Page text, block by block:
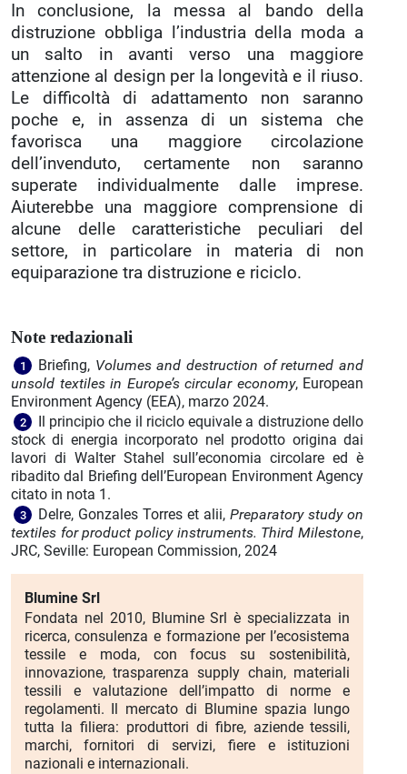
In conclusione, la messa al bando della
distruzione obbliga l’industria della moda a
un salto in avanti verso una maggiore
attenzione al design per la longevità e il riuso.
Le difficoltà di adattamento non saranno
poche e, in assenza di un sistema che
favorisca una maggiore circolazione
dell’invenduto, certamente non saranno
superate individualmente dalle imprese.
Aiuterebbe una maggiore comprensione di
alcune delle caratteristiche peculiari del
settore, in particolare in materia di non
equiparazione tra distruzione e riciclo.
Note redazionali
1 Briefing, Volumes and destruction of returned and
unsold textiles in Europe’s circular economy, European
Environment Agency (EEA), marzo 2024.
2
Il principio che il riciclo equivale a distruzione dello
stock di energia incorporato nel prodotto origina dai
lavori di Walter Stahel sull’economia circolare ed è
ribadito dal Briefing dell’European Environment Agency
citato in nota 1.
3 Delre, Gonzales Torres et alii, Preparatory study on
textiles for product policy instruments. Third Milestone,
JRC, Seville: European Commission, 2024
Blumine Srl
Fondata nel 2010, Blumine Srl è specializzata in
ricerca, consulenza e formazione per l’ecosistema
tessile e moda, con focus su sostenibilità,
innovazione, trasparenza supply chain, materiali
tessili e valutazione dell’impatto di norme e
regolamenti. Il mercato di Blumine spazia lungo
tutta la filiera: produttori di fibre, aziende tessili,
marchi, fornitori di servizi, fiere e istituzioni
nazionali e internazionali.